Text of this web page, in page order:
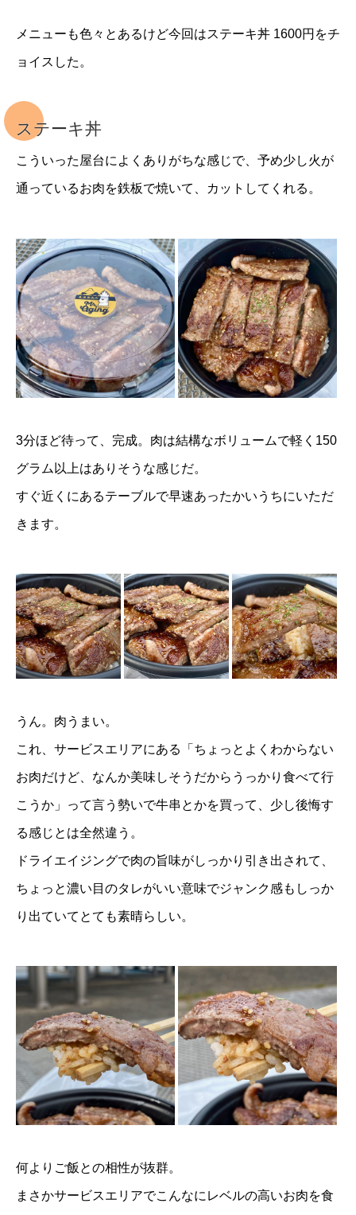
メニューも色々とあるけど今回はステーキ丼 1600円をチ
ョイスした。
ステーキ丼
こういった屋台によくありがちな感じで、予め少し火が
通っているお肉を鉄板で焼いて、カットしてくれる。
3分ほど待って、完成。肉は結構なボリュームで軽く150
グラム以上はありそうな感じだ。
すぐ近くにあるテーブルで早速あったかいうちにいただ
きます。
うん。肉うまい。
これ、サービスエリアにある「ちょっとよくわからない
お肉だけど、なんか美味しそうだからうっかり食べて行
こうか」って言う勢いで牛串とかを買って、少し後悔す
る感じとは全然違う。
ドライエイジングで肉の旨味がしっかり引き出されて、
ちょっと濃い目のタレがいい意味でジャンク感もしっか
り出ていてとても素晴らしい。
何よりご飯との相性が抜群。
まさかサービスエリアでこんなにレベルの高いお肉を食